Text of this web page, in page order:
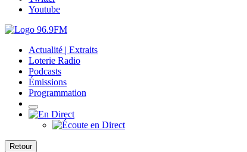
Youtube
Actualité | Extraits
Loterie Radio
Podcasts
Émissions
Programmation
Retour